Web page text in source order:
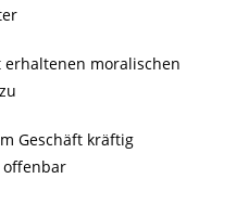
moralischen
Geschäft kräftig